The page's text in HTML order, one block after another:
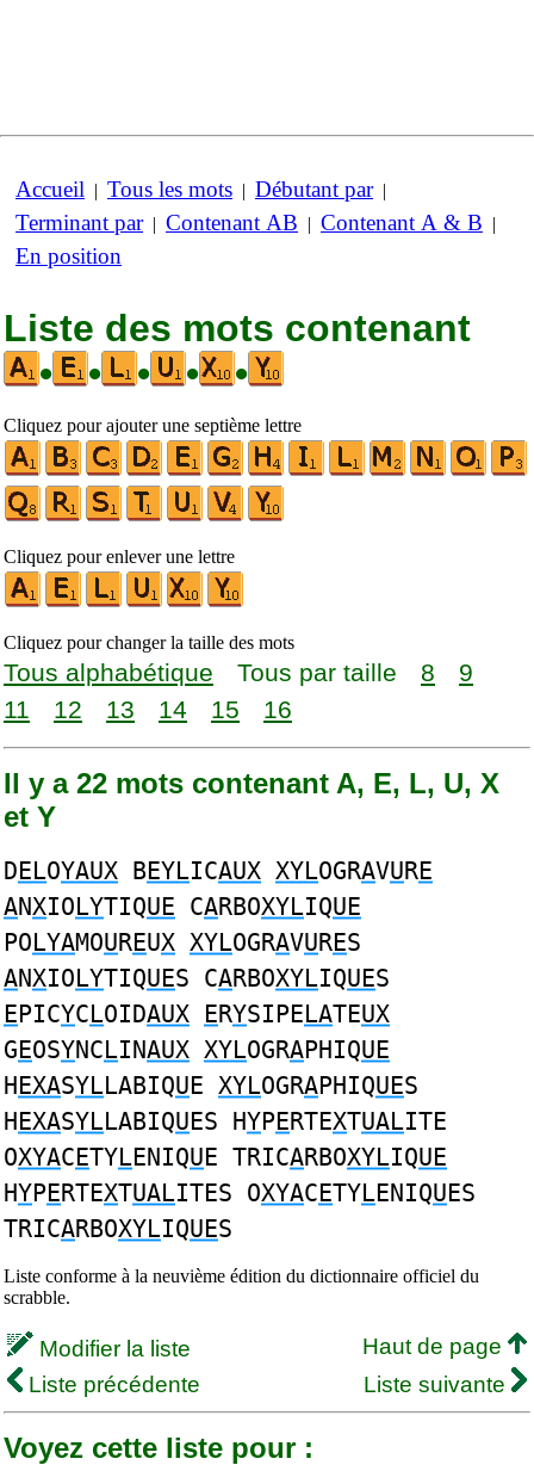
Accueil | Tous les mots | Débutant par|
Terminant par| Contenant AB | Contenant A & B |
En position
Liste des mots contenant
•
• • • •
Cliquez pour ajouter une septième lettre
Cliquez pour enlever une lettre
Cliquez pour changer la taille des mots
Tous alphabétique Tous par taille 8
9
11
12 13 14 15 16
Il y a 22 mots contenant A, E, L, U, X
et Y
DELOYAUX BEYLICAUX XYLOGRAVURE
ANXIOLYTIQUE CARBOXYLIQUE
POLYAMOUREUX XYLOGRAVURES
ANXIOLYTIQUES CARBOXYLIQUES
EPICYCLOIDAUX ERYSIPELATEUX
GEOSYNCLINAUX XYLOGRAPHIQUE
HEXASYLLABIQUE XYLOGRAPHIQUES
HEXASYLLABIQUES HYPERTEXTUALITE
OXYACETYLENIQUE TRICARBOXYLIQUE
HYPERTEXTUALITES OXYACETYLENIQUES
TRICARBOXYLIQUES
Liste conforme à la neuvième édition du dictionnaire officiel du
scrabble.
Modifier la liste
Haut de page
Liste précédente
Liste suivante
Voyez cette liste pour :